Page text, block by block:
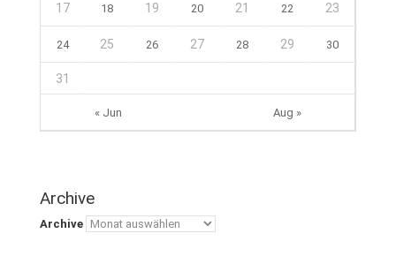
« Jun Aug »
17 18 19 20 21 22 23
24 25 26 27 28 29 30
31
Archive
Archive